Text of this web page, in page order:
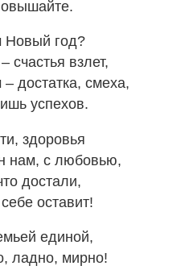
Новый год?
счастья взлет,
достатка, смеха,
успехов.
здоровья
нам, с любовью,
достали,
оставит!
единой,
ладно, мирно!